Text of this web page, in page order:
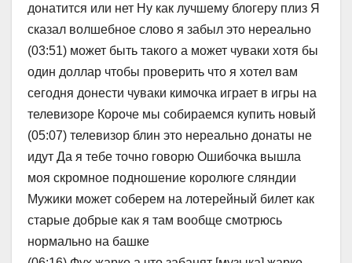
донатится или нет Ну как лучшему блогеру плиз Я
сказал волшебное слово я забыл это нереально
(03:51) может быть такого а может чуваки хотя бы
один доллар чтобы проверить что я хотел вам
сегодня донести чуваки кимочка играет в игры на
телевизоре Короче мы собираемся купить новый
(05:07) телевизор блин это нереально донаты не
идут Да я тебе точно говорю Ошибочка вышла
моя скромное подношение королюге сляндии
Мужики может соберем на лотерейный билет как
старые добрые как я там вообще смотрюсь
нормально на башке